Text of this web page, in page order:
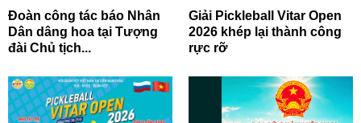
Đoàn công tác báo Nhân
Dân dâng hoa tại Tượng
đài Chủ tịch...
Giải Pickleball Vitar Open
2026 khép lại thành công
rực rỡ